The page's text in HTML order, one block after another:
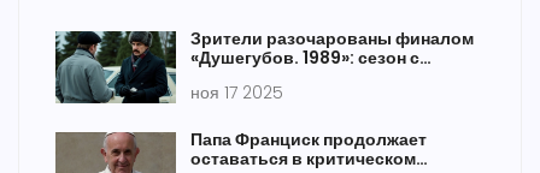
Зрители разочарованы финалом
«Душегубов. 1989»: сезон с
убитой интригой
ноя 17 2025
Папа Франциск продолжает
оставаться в критическом